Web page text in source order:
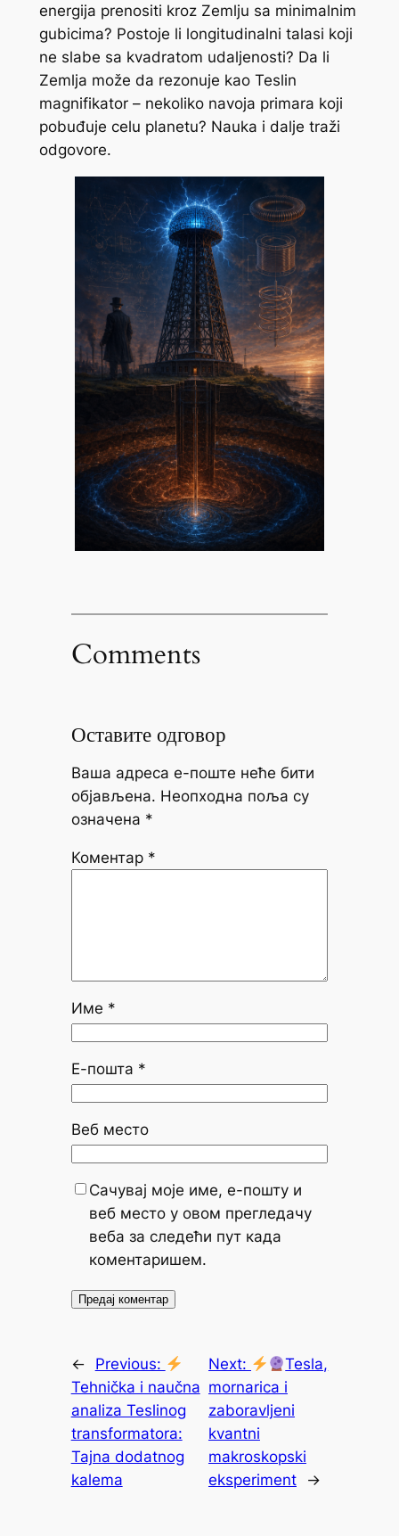
energija prenositi kroz Zemlju sa minimalnim
gubicima? Postoje li longitudinalni talasi koji
ne slabe sa kvadratom udaljenosti? Da li
Zemlja može da rezonuje kao Teslin
magnifikator – nekoliko navoja primara koji
pobuđuje celu planetu? Nauka i dalje traži
odgovore.
Comments
Оставите одговор
Ваша адреса е-поште неће бити
објављена. Неопходна поља су
означена *
Коментар *
Име *
Е-пошта *
Веб место
Сачувај моје име, е-пошту и
веб место у овом прегледачу
веба за следећи пут када
коментаришем.
←
Previous:
Tehnička i naučna
analiza Teslinog
transformatora:
Tajna dodatnog
kalema
Next:
Tesla,
mornarica i
zaboravljeni
kvantni
makroskopski
eksperiment
→